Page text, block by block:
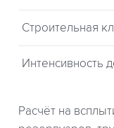
Строительная
Интенсивность
Расчёт на